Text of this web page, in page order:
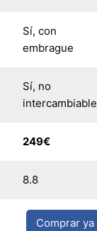
Sí, con
embrague
Sí, no
intercambiable
249€
8.8
Comprar ya